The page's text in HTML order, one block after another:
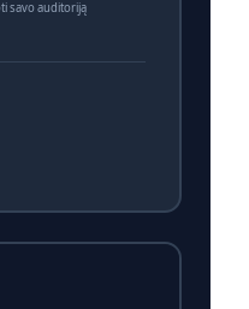
savo auditoriją